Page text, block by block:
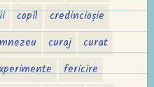
copil
credincioșie
curaj
curat
fericire